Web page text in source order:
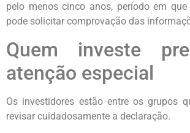
pelo menos cinco anos, período em que
pode solicitar comprovação das
Quem investe
atenção especial
Os investidores estão entre os grupos
revisar cuidadosamente a declaração.